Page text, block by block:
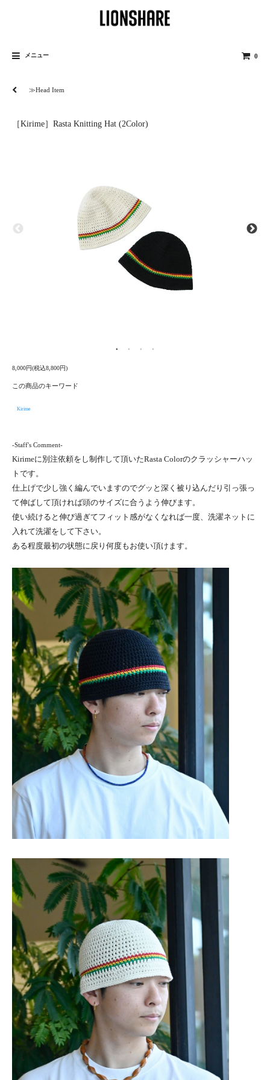
メニュー 0
≫Head Item
［Kirime］Rasta Knitting Hat (2Color)
8,000円(税込8,800円)
この商品のキーワード
Kirime
-Staff's Comment-
Kirimeに別注依頼をし制作して頂いたRasta Colorのクラッシャーハッ
トです。
仕上げで少し強く編んでいますのでグッと深く被り込んだり引っ張っ
て伸ばして頂ければ頭のサイズに合うよう伸びます。
使い続けると伸び過ぎてフィット感がなくなれば一度、洗濯ネットに
入れて洗濯をして下さい。
ある程度最初の状態に戻り何度もお使い頂けます。